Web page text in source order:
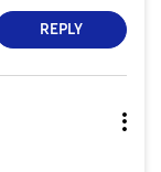
REPLY